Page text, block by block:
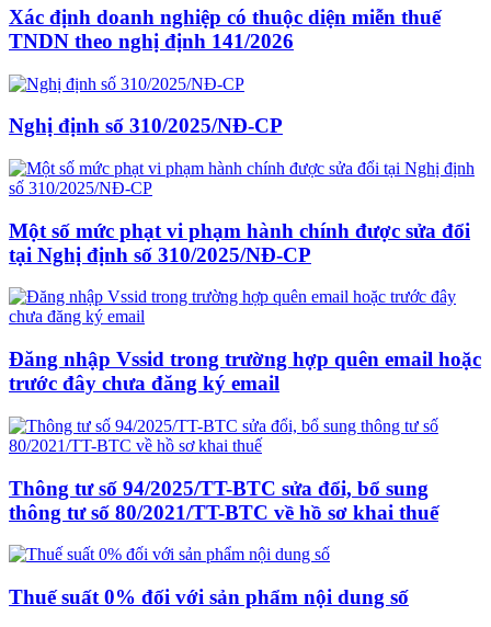
Xác định doanh nghiệp có thuộc diện miễn thuế
TNDN theo nghị định 141/2026
Nghị định số 310/2025/NĐ-CP
Một số mức phạt vi phạm hành chính được sửa đổi
tại Nghị định số 310/2025/NĐ-CP
Đăng nhập Vssid trong trường hợp quên email hoặc
trước đây chưa đăng ký email
Thông tư số 94/2025/TT-BTC sửa đổi, bổ sung
thông tư số 80/2021/TT-BTC về hồ sơ khai thuế
Thuế suất 0% đối với sản phẩm nội dung số